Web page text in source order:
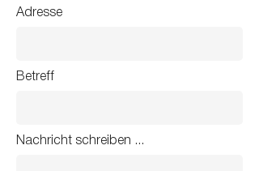
Adresse
Betreff
Nachricht schreiben ...